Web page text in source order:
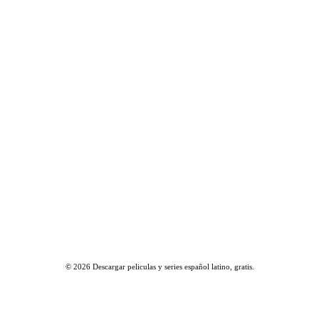
© 2026 Descargar peliculas y series español latino, gratis.